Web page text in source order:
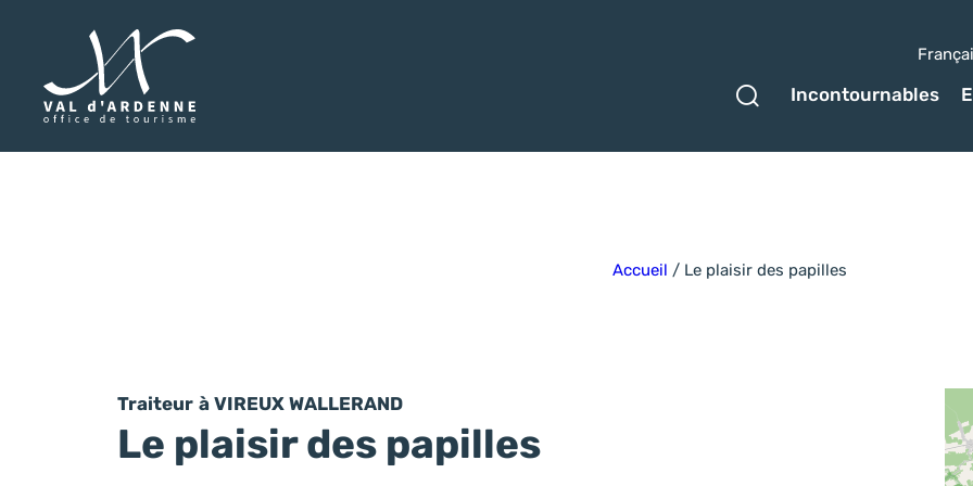
Ouvrir le formulaire
Incontournables
Accueil / Le plaisir des papilles
Traiteur à VIREUX WALLERAND
Le plaisir des papilles